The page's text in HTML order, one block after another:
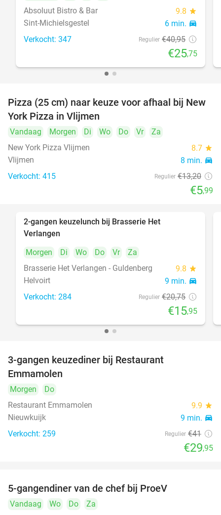
Absoluut Bistro & Bar
9.8 star
Sint-Michielsgestel 6 min. directions_car
Verkocht: 347 Regulier €40,95
€25,75
55%
Pizza (25 cm) naar keuze voor afhaal bij New
York Pizza in Vlijmen
Vandaag Morgen Di Wo Do Vr
Za
New York Pizza Vlijmen
8.7 star
Vlijmen 8 min. directions_car
Verkocht: 415 Regulier €13,20
€5,99
2-gangen keuzelunch bij Brasserie Het
Verlangen
Morgen
Di Wo Do Vr
Za
Brasserie Het Verlangen - Guldenberg
9.8 star
Helvoirt 9 min. directions_car
Verkocht: 284 Regulier €20,75
€15,95
3-gangen keuzediner bij Restaurant
Emmamolen
Morgen
Do
Restaurant Emmamolen
9.9 star
Nieuwkuijk 9 min. directions_car
Verkocht: 259 Regulier €41
€29,95
5-gangendiner van de chef bij ProeV
Vandaag Wo Do Za